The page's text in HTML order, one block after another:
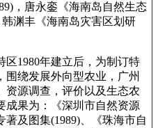
，唐永銮《海南岛自然生态
韩渊丰《海南岛灾害区划研
区1980年建立后，为制订特
围绕发展外向型农业，广州
资源调查，评价以及生态农
成果为：《深圳市自然资源
著及图集(1989)、《珠海市自